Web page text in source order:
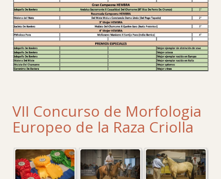
VII Concurso de Morfologia
Europeo de la Raza Criolla